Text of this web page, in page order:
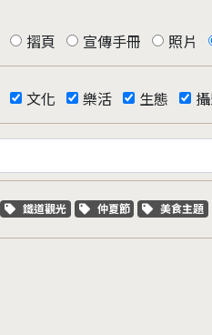
摺頁 宣傳手冊 照片
文化 樂活 生態
關鍵字標籤
鐵道觀光 關鍵字標籤
仲夏節 關鍵字標籤
美食主題